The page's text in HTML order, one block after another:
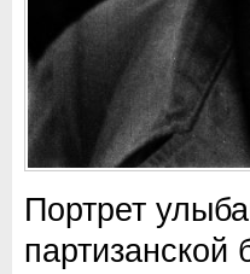
Портрет
партизанской